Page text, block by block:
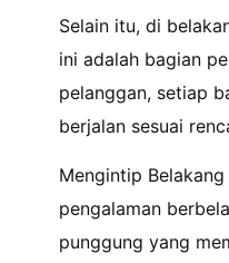
Selain itu, di
ini adalah bagian
pelanggan, setiap
berjalan sesuai
Mengintip
pengalaman
punggung yang